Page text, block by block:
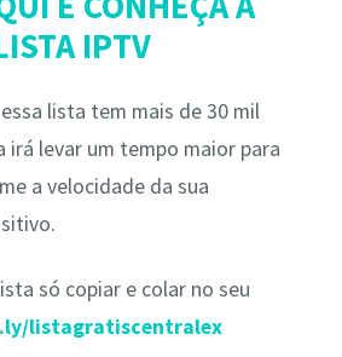
IPTV
lista tem mais de 30 mil
irá levar um tempo maior para
a velocidade da sua
só copiar e colar no seu
listagratiscentralex